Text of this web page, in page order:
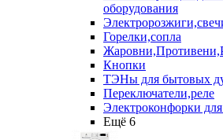
оборудования
Горелки,сопла
Кнопки
ТЭНы для бытовых
Переключатели,реле
Электроконфорки
Ещё 6